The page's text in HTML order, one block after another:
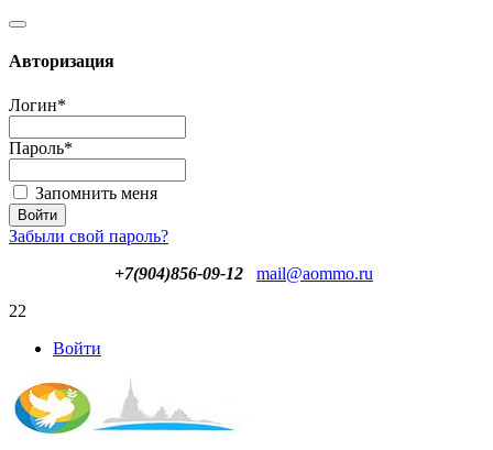
Авторизация
Логин*
Пароль*
Запомнить меня
Забыли свой пароль?
+7(904)856-09-12
mail@aommo.ru
22
Войти